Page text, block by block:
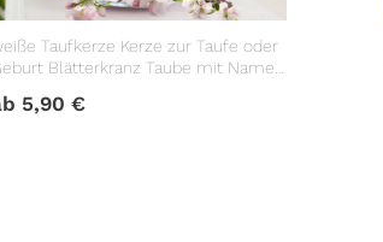
Taufkerze Kerze zur Taufe oder
Blätterkranz Taube mit Name
5,90€